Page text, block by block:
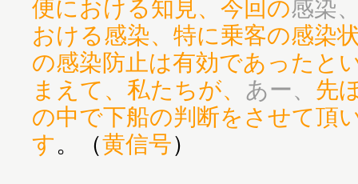
便における知見、今回の感染
おける感染、特に乗客の感染
の感染防止は有効であったと
まえて、私たちが、 あー、 先
の中で下船の判断をさせて頂
す。（黄信号）